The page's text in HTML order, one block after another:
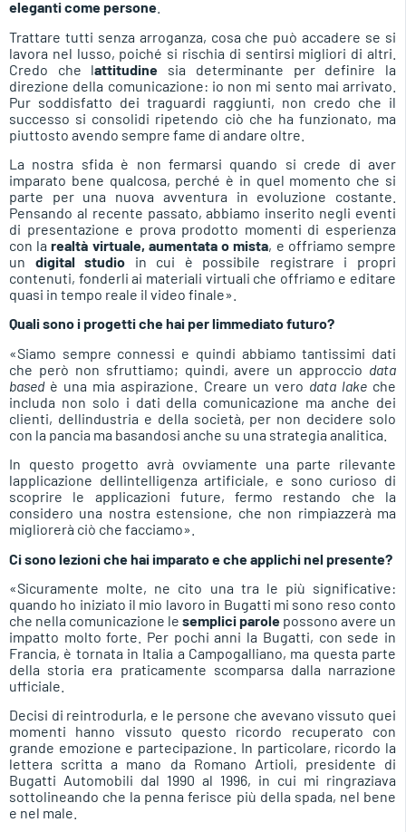
eleganti come persone
Trattare tutti senza arroganza, cosa che può accadere se si
lavora nel lusso, poiché si rischia di sentirsi migliori di altri.
Credo che lattitudine sia determinante per definire la
direzione della comunicazione: io non mi sento mai arrivato.
Pur soddisfatto dei traguardi raggiunti, non credo che il
successo si consolidi ripetendo ciò che ha funzionato, ma
piuttosto avendo sempre fame di andare oltre.
La nostra sfida è non fermarsi quando si crede di aver
imparato bene qualcosa, perché è in quel momento che si
parte per una nuova avventura in evoluzione costante.
Pensando al recente passato, abbiamo inserito negli eventi
di presentazione e prova prodotto momenti di esperienza
con larealtà virtuale, aumentata o mista, e offriamo sempre
un digital studio in cui è possibile registrare i propri
contenuti, fonderli ai materiali virtuali che offriamo e editare
quasi in tempo reale il video finale».
Quali sono i progetti che hai per limmediato futuro?
«Siamo sempre connessi e quindi abbiamo tantissimi dati
che però non sfruttiamo; quindi, avere un approccio data
basedè una mia aspirazione. Creare un vero data lakeche
includa non solo i dati della comunicazione ma anche dei
clienti, dellindustria e della società, per non decidere solo
con la pancia ma basandosi anche su una strategia analitica.
In questo progetto avrà ovviamente una parte rilevante
lapplicazione dellintelligenza artificiale, e sono curioso di
scoprire le applicazioni future, fermo restando che la
considero una nostra estensione, che non rimpiazzerà ma
migliorerà ciò che facciamo».
Ci sono lezioni che hai imparato e che applichi nel presente?
«Sicuramente molte, ne cito una tra le più significative:
quando ho iniziato il mio lavoro in Bugatti mi sono reso conto
che nella comunicazione le semplici parole possono avere un
impatto molto forte. Per pochi anni la Bugatti, con sede in
Francia, è tornata in Italia a Campogalliano, ma questa parte
della storia era praticamente scomparsa dalla narrazione
ufficiale.
Decisi di reintrodurla, e le persone che avevano vissuto quei
momenti hanno vissuto questo ricordo recuperato con
grande emozione e partecipazione. In particolare, ricordo la
lettera scritta a mano da Romano Artioli, presidente di
Bugatti Automobili dal 1990 al 1996, in cui mi ringraziava
sottolineando che la penna ferisce più della spada, nel bene
e nel male.